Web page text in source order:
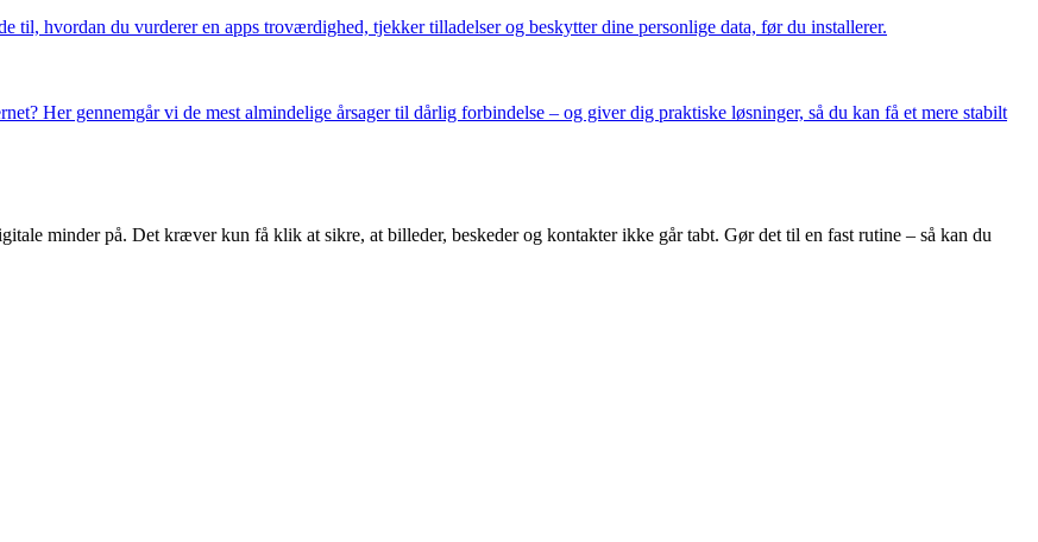
til, hvordan du vurderer en apps troværdighed, tjekker tilladelser og beskytter dine personlige data, før du installerer.
Her gennemgår vi de mest almindelige årsager til dårlig forbindelse – og giver dig praktiske løsninger, så du kan få et mere stabilt
minder på. Det kræver kun få klik at sikre, at billeder, beskeder og kontakter ikke går tabt. Gør det til en fast rutine – så kan du